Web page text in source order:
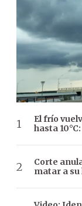
El frío
hasta
Corte
matar a